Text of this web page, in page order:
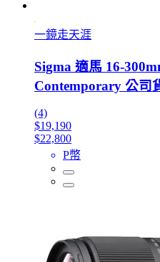
一鏡走天涯
Sigma 適馬 16-
Contemporary 公司
(4)
$19,190
$22,800
P幣